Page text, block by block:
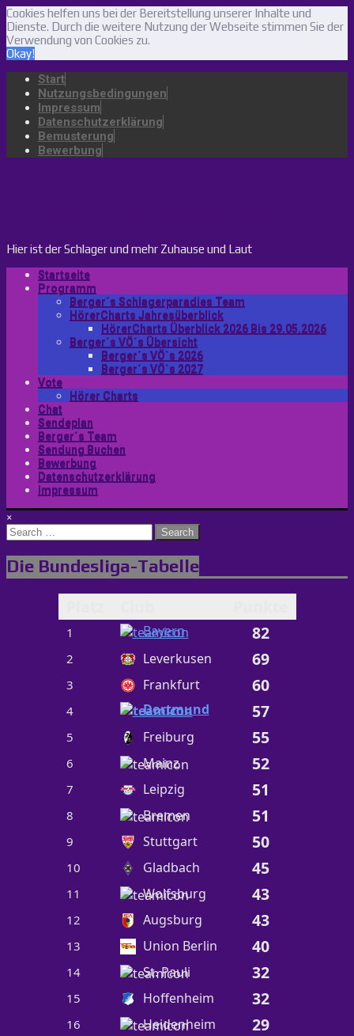
Cookies helfen uns bei der Bereitstellung unserer Inhalte und
Dienste. Durch die weitere Nutzung der Webseite stimmen Sie der
Verwendung von Cookies zu.
Okay!
Start
Nutzungsbedingungen
Impressum
Datenschutzerklärung
Bemusterung
Bewerbung
Hier ist der Schlager und mehr Zuhause und Laut
Startseite
Programm
Berger´s Schlagerparadies Team
HörerCharts Jahresüberblick
HörerCharts Überblick 2026 Bis 29.05.2026
Berger´s VÖ´s Übersicht
Berger´s VÖ`s 2026
Berger´s VÖ`s 2027
Vote
Hörer Charts
Chat
Sendeplan
Berger´s Team
Sendung Buchen
Bewerbung
Datenschutzerklärung
Impressum
×
Search
for:
Die Bundesliga-Tabelle
1 Bayern 82
2 Leverkusen 69
3 Frankfurt 60
4 Dortmund 57
5 Freiburg 55
6 Mainz 52
7 Leipzig 51
8 Bremen 51
9 Stuttgart 50
10 Gladbach 45
11 Wolfsburg 43
12 Augsburg 43
13 Union Berlin 40
14 St. Pauli 32
15 Hoffenheim 32
16 Heidenheim 29